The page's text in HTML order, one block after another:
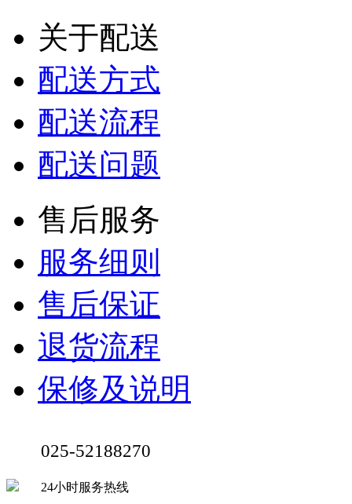
关于配送
配送方式
配送流程
配送问题
售后服务
服务细则
售后保证
退货流程
保修及说明
025-52188270
24小时服务热线